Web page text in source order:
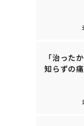
「治った
知らずの